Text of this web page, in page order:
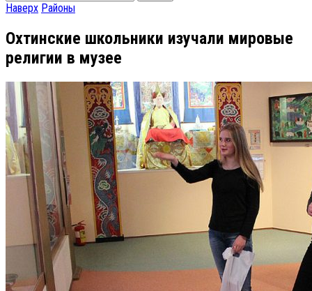
Наверх Районы
Охтинские школьники изучали мировые
религии в музее